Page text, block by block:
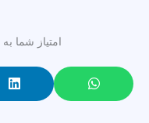
امتیاز شما